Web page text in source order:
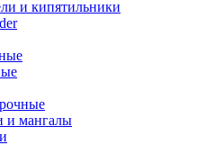
и кипятильники
и мангалы